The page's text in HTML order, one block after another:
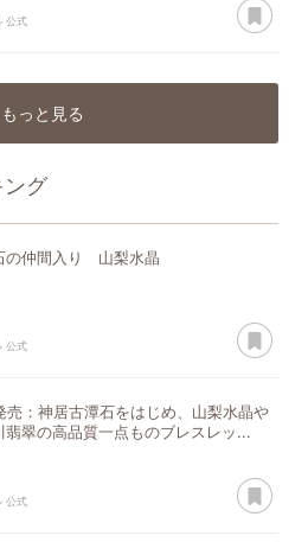
公式
もっと見る
グ
の仲間入り 山梨水晶
公式
売：神居古潭石をはじめ、山梨水晶や
翡翠の高品質一点ものブレスレッ...
公式